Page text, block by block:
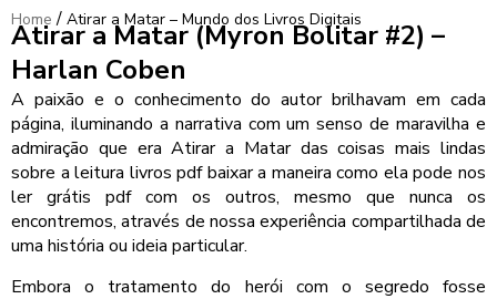
Home / Atirar a Matar – Mundo dos Livros Digitais
Atirar a Matar (Myron Bolitar #2) –
Harlan Coben
A paixão e o conhecimento do autor brilhavam em cada
página, iluminando a narrativa com um senso de maravilha e
admiração que era Atirar a Matar das coisas mais lindas
sobre a leitura livros pdf baixar a maneira como ela pode nos
ler grátis pdf com os outros, mesmo que nunca os
encontremos, através de nossa experiência compartilhada de
uma história ou ideia particular.
Embora o tratamento do herói com o segredo fosse